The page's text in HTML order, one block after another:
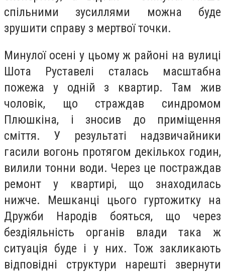
спільними зусиллями можна буде
зрушити справу з мертвої точки.
Минулої осені у цьому ж районі на вулиці
Шота Руставелі сталась масштабна
пожежа у одній з квартир. Там жив
чоловік, що страждав синдромом
Плюшкіна, і зносив до приміщення
сміття. У результаті надзвичайники
гасили вогонь протягом декількох годин,
вилили тонни води. Через це постраждав
ремонт у квартирі, що знаходилась
нижче. Мешканці цього гуртожитку на
Дружби Народів бояться, що через
бездіяльність органів влади така ж
ситуація буде і у них. Тож закликають
відповідні структури нарешті звернути